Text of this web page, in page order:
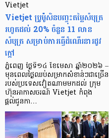
Vietjet
Vietjet ប្រូម៉ូសិនបញ្ចុះតម្លៃសំបុត្រ
រហូតដល់ 20% ចំនួន 11 លាន
សំបុត្រ សម្រាប់ការធ្វើដំណើរនារដូវ
ក្តៅ
ភ្នំពេញ ថ្ងៃទី១៤ ខែមេសា ឆ្នាំ២០២៦ –
មុនពេលថ្ងៃឈប់សម្រាកសំខាន់ៗជាច្រើន
របស់ប្រទេសវៀតណាមមកដល់ ក្រុម
ហ៊ុនអាកាសចរណ៍ Vietjet កំពុង
ផ្តល់ជូនកា…